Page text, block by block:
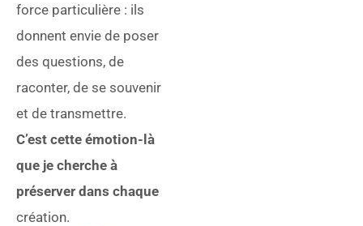
force particulière : ils
donnent envie de poser
des questions, de
raconter, de se souvenir
et de transmettre.
C’est cette émotion-là
que je cherche à
préserver dans chaque
création.